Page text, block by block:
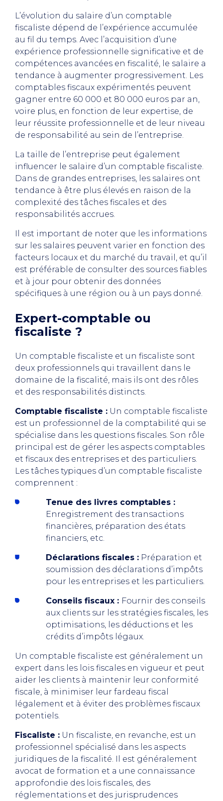
L’évolution du salaire d’un comptable
fiscaliste dépend de l’expérience accumulée
au fil du temps. Avec l’acquisition d’une
expérience professionnelle significative et de
compétences avancées en fiscalité, le salaire a
tendance à augmenter progressivement. Les
comptables fiscaux expérimentés peuvent
gagner entre 60 000 et 80 000 euros par an,
voire plus, en fonction de leur expertise, de
leur réussite professionnelle et de leur niveau
de responsabilité au sein de l’entreprise.
La taille de l’entreprise peut également
influencer le salaire d’un comptable fiscaliste.
Dans de grandes entreprises, les salaires ont
tendance à être plus élevés en raison de la
complexité des tâches fiscales et des
responsabilités accrues.
Il est important de noter que les informations
sur les salaires peuvent varier en fonction des
facteurs locaux et du marché du travail, et qu’il
est préférable de consulter des sources fiables
et à jour pour obtenir des données
spécifiques à une région ou à un pays donné.
Expert-comptable ou
fiscaliste ?
Un comptable fiscaliste et un fiscaliste sont
deux professionnels qui travaillent dans le
domaine de la fiscalité, mais ils ont des rôles
et des responsabilités distincts.
Comptable fiscaliste : Un comptable fiscaliste
est un professionnel de la comptabilité qui se
spécialise dans les questions fiscales. Son rôle
principal est de gérer les aspects comptables
et fiscaux des entreprises et des particuliers.
Les tâches typiques d’un comptable fiscaliste
comprennent :
Tenue des livres comptables :
Enregistrement des transactions
financières, préparation des états
financiers, etc.
Déclarations fiscales : Préparation et
soumission des déclarations d’impôts
pour les entreprises et les particuliers.
Conseils fiscaux : Fournir des conseils
aux clients sur les stratégies fiscales, les
optimisations, les déductions et les
crédits d’impôts légaux.
Un comptable fiscaliste est généralement un
expert dans les lois fiscales en vigueur et peut
aider les clients à maintenir leur conformité
fiscale, à minimiser leur fardeau fiscal
légalement et à éviter des problèmes fiscaux
potentiels.
Fiscaliste : Un fiscaliste, en revanche, est un
professionnel spécialisé dans les aspects
juridiques de la fiscalité. Il est généralement
avocat de formation et a une connaissance
approfondie des lois fiscales, des
réglementations et des jurisprudences